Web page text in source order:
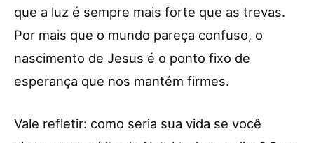
que a luz é sempre mais forte que as trevas.
Por mais que o mundo pareça confuso, o
nascimento de Jesus é o ponto fixo de
esperança que nos mantém firmes.
Vale refletir: como seria sua vida se você